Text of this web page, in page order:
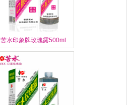
苦水印象牌玫瑰露500ml